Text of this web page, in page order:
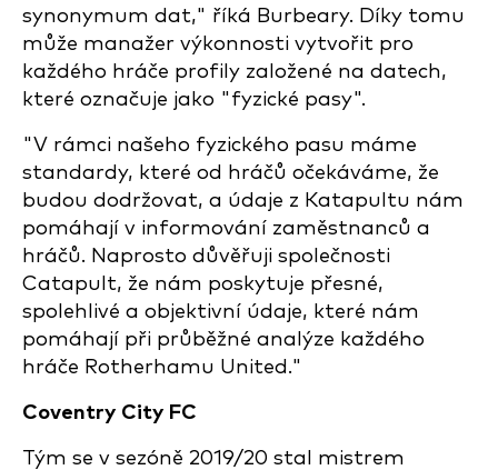
synonymum dat," říká Burbeary. Díky tomu
může manažer výkonnosti vytvořit pro
každého hráče profily založené na datech,
které označuje jako "fyzické pasy".
"V rámci našeho fyzického pasu máme
standardy, které od hráčů očekáváme, že
budou dodržovat, a údaje z Katapultu nám
pomáhají v informování zaměstnanců a
hráčů. Naprosto důvěřuji společnosti
Catapult, že nám poskytuje přesné,
spolehlivé a objektivní údaje, které nám
pomáhají při průběžné analýze každého
hráče Rotherhamu United."
Coventry City FC
Tým se v sezóně 2019/20 stal mistrem